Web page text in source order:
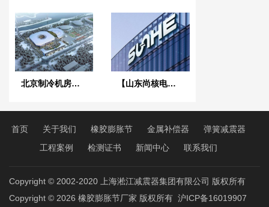
北京制冷机房项目DN100泵房橡胶膨胀节 【山东尚核电力科技】美标橡胶接头合同
首页 关于我们 橡胶膨胀节 金属补偿器
弹簧减震器
工程案例
检测证书 新闻中心 联系我们
Copyright © 2002-2020 上海淞江减震器集团有限公司 版权所有
Copyright © 2026 橡胶膨胀节厂家 版权所有 沪ICP备16019907